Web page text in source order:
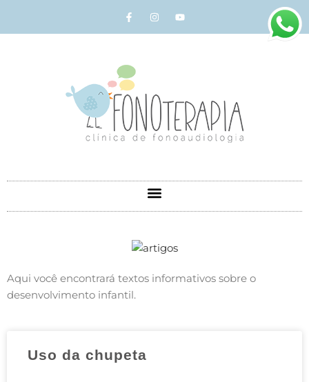
Aqui você encontrará textos informativos sobre o
desenvolvimento infantil.
Uso da chupeta